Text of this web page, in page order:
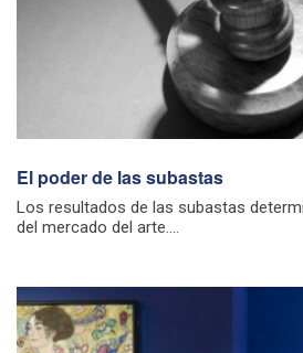
El poder de las subastas
Los resultados de las subastas
del mercado del arte....